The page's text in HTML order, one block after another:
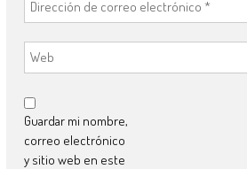
Guardar mi nombre,
correo electrónico
y sitio web en este